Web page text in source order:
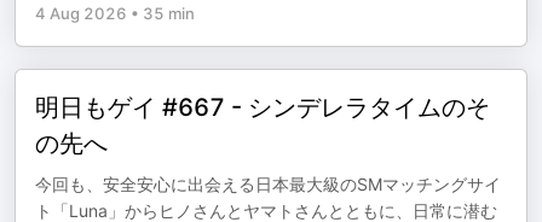
4 Aug 2026 • 35 min
明日もゲイ #667 - シンデレラタイムのそ
の先へ
今回も、安全安心に出会える日本最大級のSMマッチングサイ
ト「Luna」からヒノさんとヤマトさんとともに、日常に潜む